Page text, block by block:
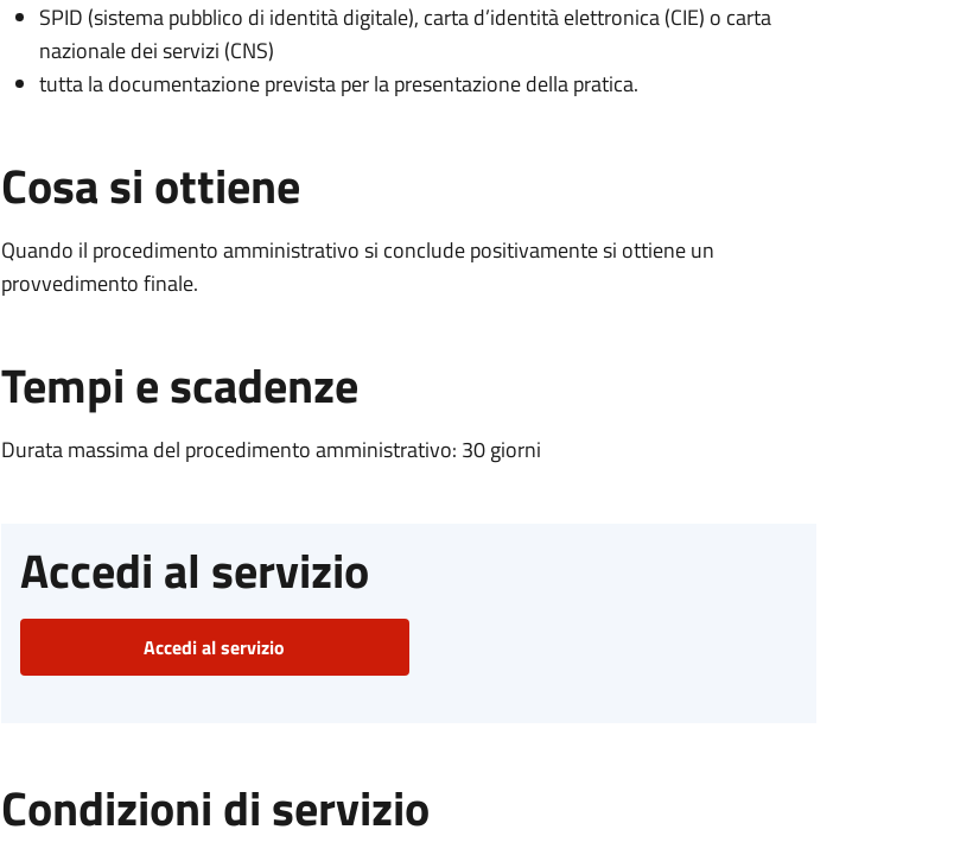
SPID (sistema pubblico di identità digitale), carta d’identità elettronica (CIE) o carta
nazionale dei servizi (CNS)
tutta la documentazione prevista per la presentazione della pratica.
Cosa si ottiene
Quando il procedimento amministrativo si conclude positivamente si ottiene un
provvedimento finale.
Tempi e scadenze
Durata massima del procedimento amministrativo: 30 giorni
Accedi al servizio
Accedi al servizio
Condizioni di servizio